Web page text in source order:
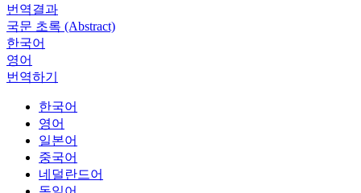
번역결과
국문 초록 (Abstract)
한국어
영어
번역하기
한국어
영어
일본어
중국어
네덜란드어